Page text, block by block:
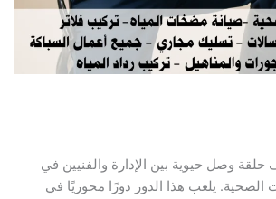
حلقة وصل حيوية بين الإدارة والفنيين في
الصحية. يلعب هذا الدور دورًا محوريًا في